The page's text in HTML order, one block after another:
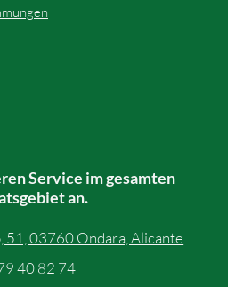
Service im gesamten
an.
03760 Ondara, Alicante
40 82 74